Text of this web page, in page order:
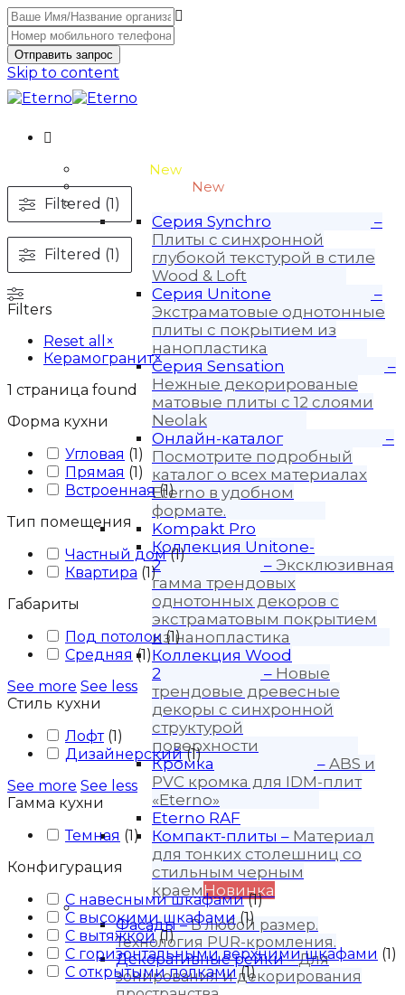
Отправить запрос
Skip to content
New
Wood-3 и Loft-2
New
Материалы
Серия Synchro
–
Плиты с синхронной
глубокой текстурой в стиле
Wood & Loft
Серия Unitone
–
Экстраматовые однотонные
плиты с покрытием из
нанопластика
Серия Sensation
–
Нежные декорированые
матовые плиты с 12 слоями
Neolak
Онлайн-каталог
–
Посмотрите подробный
каталог о всех материалах
Eterno в удобном
формате.
Kompakt Pro
Коллекция Unitone-
2
– Эксклюзивная
гамма трендовых
однотонных декоров с
экстраматовым покрытием
из нанопластика
Коллекция Wood
2
– Новые
трендовые древесные
декоры с синхронной
структурой
поверхности
Кромка
– ABS и
PVC кромка для IDM-плит
«Eterno»
Eterno RAF
Компакт-плиты – Материал
для тонких столешниц со
стильным черным
краемНовинка
Продукция
Фасады–В любой размер.
Технология PUR-кромления.
Декоративные рейки–Для
зонирования и декорирования
Filtered (1)
Filtered (1)
Filters
Reset all
×
Керамогранит×
1 страница found
Форма кухни
Угловая (1)
Прямая (1)
Встроенная (1)
Тип помещения
Частный дом (1)
Квартира (1)
Габариты
Под потолок (1)
Средняя (1)
See more See less
Стиль кухни
Лофт (1)
Дизайнерский (1)
See more See less
Гамма кухни
Темная (1)
Конфигурация
С навесными шкафами (1)
С высокими шкафами (1)
С вытяжкой (1)
С горизонтальными верхними шкафами (1)
С открытыми полками (1)